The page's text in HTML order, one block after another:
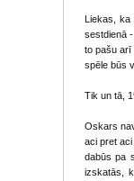
Liekas, ka
sestdienā
to pašu
spēle būs
Tik un tā,
Oskars
aci pret
dabūs pa
izskatās,